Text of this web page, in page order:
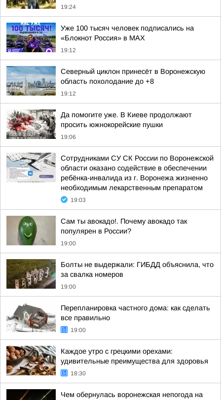
19:24
Уже 100 тысяч человек подписались на
«Блокнот Россия» в МАХ
19:12
Северный циклон принесёт в Воронежскую
область похолодание до +8
19:12
Да помогите уже. В Киеве продолжают
просить южнокорейские пушки
19:06
Сотрудниками СУ СК России по Воронежской
области оказано содействие в обеспечении
ребёнка-инвалида из г. Воронежа жизненно
необходимым лекарственным препаратом
19:03
Сам ты авокадо!. Почему авокадо так
популярен в России?
19:00
Болты не выдержали: ГИБДД объяснила, что
за свалка номеров
19:00
Перепланировка частного дома: как сделать
все правильно
19:00
Каждое утро с грецкими орехами:
удивительные преимущества для здоровья
18:30
Чем обернулась воронежская непогода на